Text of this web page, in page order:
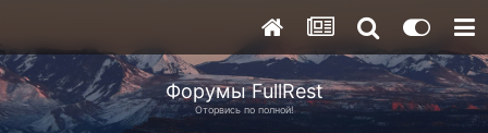
Форумы FullRest
Оторвись по полной!